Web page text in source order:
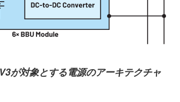
が対象とする電源のアーキテクチャ